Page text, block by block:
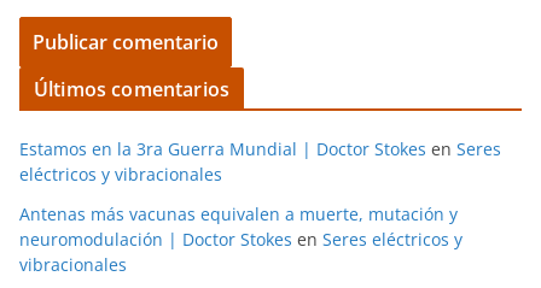
Últimos comentarios
Estamos en la 3ra Guerra Mundial | Doctor Stokes en Seres
eléctricos y vibracionales
Antenas más vacunas equivalen a muerte, mutación y
neuromodulación | Doctor Stokes en Seres eléctricos y
vibracionales